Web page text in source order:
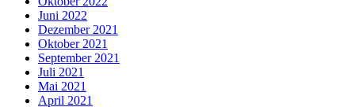
Juni 2022
Dezember 2021
Oktober 2021
September 2021
Juli 2021
Mai 2021
April 2021